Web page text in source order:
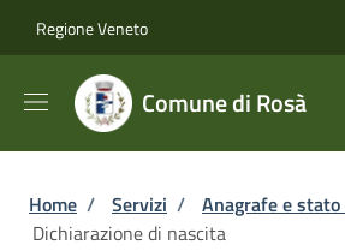
Regione Veneto
Comune di Rosà
Briciole di pane
Home / Servizi / Anagrafe e
Dichiarazione di nascita